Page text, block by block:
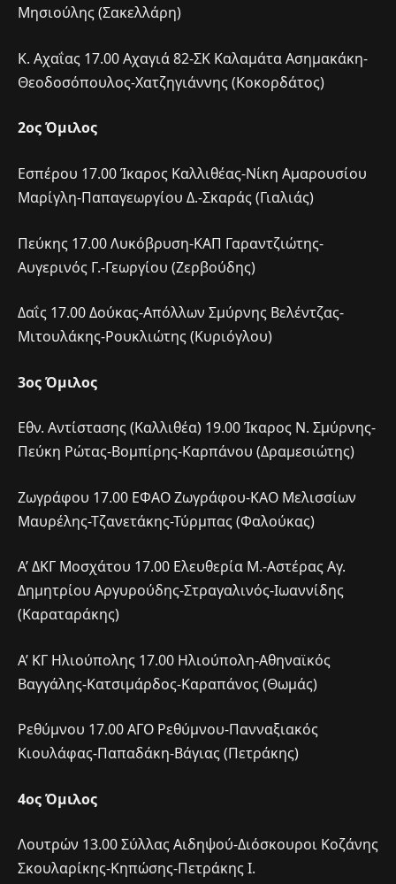
Μησιούλης (Σακελλάρη)
Κ. Αχαΐας 17.00 Αχαγιά 82-ΣΚ Καλαμάτα Ασημακάκη-
Θεοδοσόπουλος-Χατζηγιάννης (Κοκορδάτος)
2ος Όμιλος
Εσπέρου 17.00 Ίκαρος Καλλιθέας-Νίκη Αμαρουσίου
Μαρίγλη-Παπαγεωργίου Δ.-Σκαράς (Γιαλιάς)
Πεύκης 17.00 Λυκόβρυση-ΚΑΠ Γαραντζιώτης-
Αυγερινός Γ.-Γεωργίου (Ζερβούδης)
Δαΐς 17.00 Δούκας-Απόλλων Σμύρνης Βελέντζας-
Μιτουλάκης-Ρουκλιώτης (Κυριόγλου)
3ος Όμιλος
Εθν. Αντίστασης (Καλλιθέα) 19.00 Ίκαρος Ν. Σμύρνης-
Πεύκη Ρώτας-Βομπίρης-Καρπάνου (Δραμεσιώτης)
Ζωγράφου 17.00 ΕΦΑΟ Ζωγράφου-ΚΑΟ Μελισσίων
Μαυρέλης-Τζανετάκης-Τύρμπας (Φαλούκας)
Α’ ΔΚΓ Μοσχάτου 17.00 Ελευθερία Μ.-Αστέρας Αγ.
Δημητρίου Αργυρούδης-Στραγαλινός-Ιωαννίδης
(Καραταράκης)
Α’ ΚΓ Ηλιούπολης 17.00 Ηλιούπολη-Αθηναϊκός
Βαγγάλης-Κατσιμάρδος-Καραπάνος (Θωμάς)
Ρεθύμνου 17.00 ΑΓΟ Ρεθύμνου-Πανναξιακός
Κιουλάφας-Παπαδάκη-Βάγιας (Πετράκης)
4ος Όμιλος
Λουτρών 13.00 Σύλλας Αιδηψού-Διόσκουροι Κοζάνης
Σκουλαρίκης-Κηπώσης-Πετράκης Ι.